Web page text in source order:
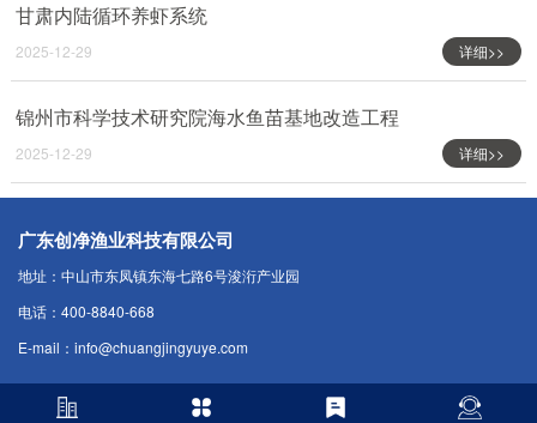
甘肃内陆循环养虾系统
2025-12-29 详细>>
锦州市科学技术研究院海水鱼苗基地改造工程
2025-12-29 详细>>
广东创净渔业科技有限公司
地址：中山市东凤镇东海七路6号浚洐产业园
电话：400-8840-668
E-mail：info@chuangjingyuye.com